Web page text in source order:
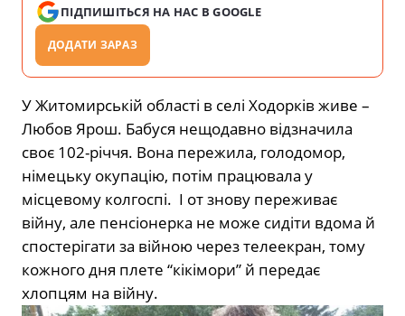
ПІДПИШІТЬСЯ НА НАС В GOOGLE
ДОДАТИ ЗАРАЗ
У Житомирській області в селі Ходорків живе –
Любов Ярош. Бабуся нещодавно відзначила
своє 102-річчя. Вона пережила, голодомор,
німецьку окупацію, потім працювала у
місцевому колгоспі. І от знову переживає
війну, але пенсіонерка не може сидіти вдома й
спостерігати за війною через телеекран, тому
кожного дня плете “кікімори” й передає
хлопцям на війну.